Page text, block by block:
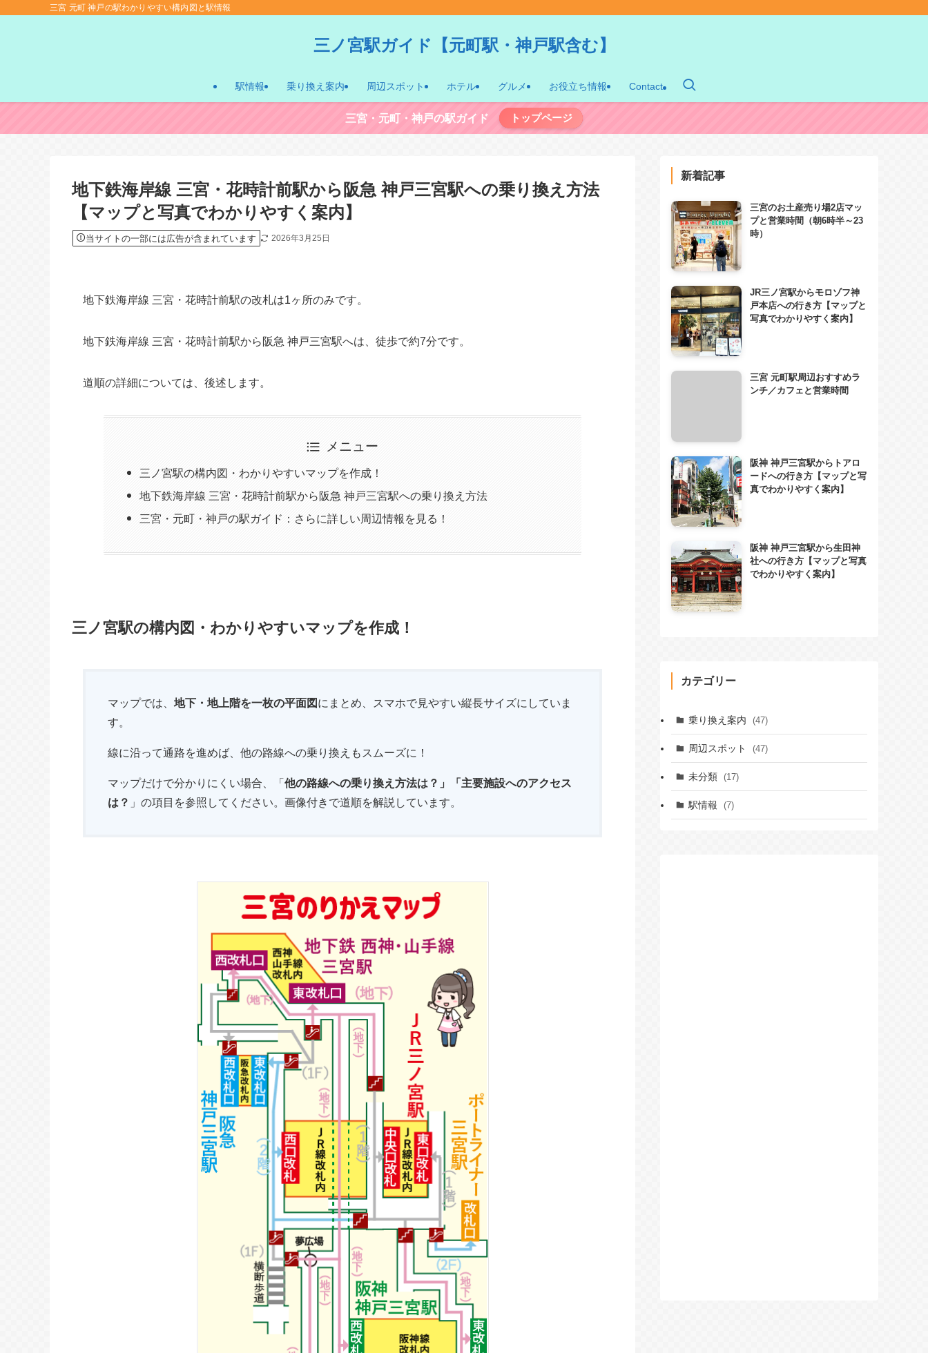
三宮 元町 神戸の駅わかりやすい構内図と駅情報
三ノ宮駅ガイド【元町駅・神戸駅含む】
駅情報 乗り換え案内 周辺スポット ホテル グルメ お役立ち情報 Contact
三宮・元町・神戸の駅ガイド トップページ
地下鉄海岸線 三宮・花時計前駅から阪急 神戸三宮駅への乗り換え方法
【マップと写真でわかりやすく案内】
当サイトの一部には広告が含まれています 2026年3月25日
地下鉄海岸線 三宮・花時計前駅の改札は1ヶ所のみです。
地下鉄海岸線 三宮・花時計前駅から阪急 神戸三宮駅へは、徒歩で約7分です。
道順の詳細については、後述します。
メニュー
三ノ宮駅の構内図・わかりやすいマップを作成！
地下鉄海岸線 三宮・花時計前駅から阪急 神戸三宮駅への乗り換え方法
三宮・元町・神戸の駅ガイド：さらに詳しい周辺情報を見る！
三ノ宮駅の構内図・わかりやすいマップを作成！
マップでは、 地下・地上階を一枚の平面図にまとめ、スマホで見やすい縦長サイズにしていま
す。
線に沿って通路を進めば、他の路線への乗り換えもスムーズに！
マップだけで分かりにくい場合、「 他の路線への乗り換え方法は？」「主要施設へのアクセス
は？ 」の項目を参照してください。画像付きで道順を解説しています。
新着記事
三宮のお土産売り場2店マッ
プと営業時間（朝6時半～23
時）
JR三ノ宮駅からモロゾフ神
戸本店への行き方【マップと
写真でわかりやすく案内】
三宮 元町駅周辺おすすめラ
ンチ／カフェと営業時間
阪神 神戸三宮駅からトアロ
ードへの行き方【マップと写
真でわかりやすく案内】
阪神 神戸三宮駅から生田神
社への行き方【マップと写真
でわかりやすく案内】
カテゴリー
乗り換え案内 (47)
周辺スポット (47)
未分類 (17)
駅情報 (7)